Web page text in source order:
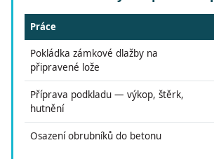
Práce
Pokládka zámkové dlažby na
připravené lože
Příprava podkladu — výkop, štěrk,
hutnění
Osazení obrubníků do betonu